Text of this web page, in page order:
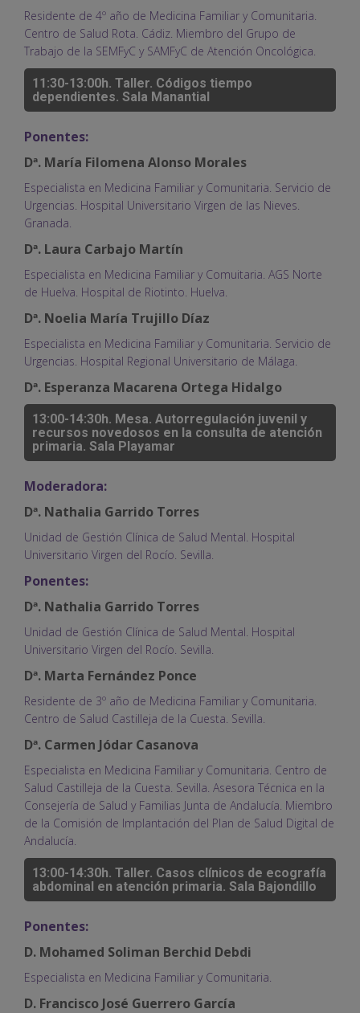
Residente de 4º año de Medicina Familiar y Comunitaria.
Centro de Salud Rota. Cádiz. Miembro del Grupo de
Trabajo de la SEMFyC y SAMFyC de Atención Oncológica.
11:30-13:00h. Taller. Códigos tiempo
dependientes. Sala Manantial
Ponentes:
Dª. María Filomena Alonso Morales
Especialista en Medicina Familiar y Comunitaria. Servicio de
Urgencias. Hospital Universitario Virgen de las Nieves.
Granada.
Dª. Laura Carbajo Martín
Especialista en Medicina Familiar y Comuitaria. AGS Norte
de Huelva. Hospital de Riotinto. Huelva.
Dª. Noelia María Trujillo Díaz
Especialista en Medicina Familiar y Comunitaria. Servicio de
Urgencias. Hospital Regional Universitario de Málaga.
Dª. Esperanza Macarena Ortega Hidalgo
13:00-14:30h. Mesa. Autorregulación juvenil y
recursos novedosos en la consulta de atención
primaria. Sala Playamar
Moderadora:
Dª. Nathalia Garrido Torres
Unidad de Gestión Clínica de Salud Mental. Hospital
Universitario Virgen del Rocío. Sevilla.
Ponentes:
Dª. Nathalia Garrido Torres
Unidad de Gestión Clínica de Salud Mental. Hospital
Universitario Virgen del Rocío. Sevilla.
Dª. Marta Fernández Ponce
Residente de 3º año de Medicina Familiar y Comunitaria.
Centro de Salud Castilleja de la Cuesta. Sevilla.
Dª. Carmen Jódar Casanova
Especialista en Medicina Familiar y Comunitaria. Centro de
Salud Castilleja de la Cuesta. Sevilla. Asesora Técnica en la
Consejería de Salud y Familias Junta de Andalucía. Miembro
de la Comisión de Implantación del Plan de Salud Digital de
Andalucía.
13:00-14:30h. Taller. Casos clínicos de ecografía
abdominal en atención primaria. Sala Bajondillo
Ponentes:
D. Mohamed Soliman Berchid Debdi
Especialista en Medicina Familiar y Comunitaria.
D. Francisco José Guerrero García